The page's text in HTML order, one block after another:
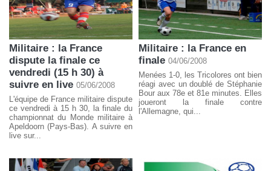
Militaire : la France
dispute la finale ce
vendredi (15 h 30) à
suivre en live 05/06/2008
L'équipe de France militaire dispute
ce vendredi à 15 h 30, la finale du
championnat du Monde militaire à
Apeldoorn (Pays-Bas). A suivre en
live sur...
Militaire : la France en
finale 04/06/2008
Menées 1-0, les Tricolores ont bien
réagi avec un doublé de Stéphanie
Bour aux 78e et 81e minutes. Elles
joueront la finale contre
l'Allemagne, qui...